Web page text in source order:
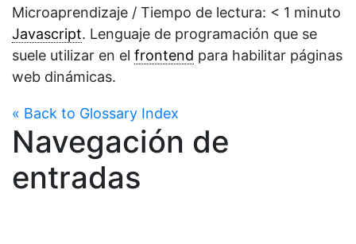
Microaprendizaje / Tiempo de lectura: < 1 minuto
Javascript. Lenguaje de programación que se
suele utilizar en el frontend para habilitar páginas
web dinámicas.
« Back to Glossary Index
Navegación de
entradas